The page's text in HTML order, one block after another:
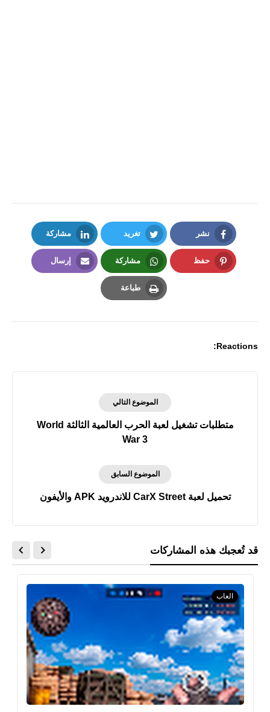
نشر
Facebook
تغريد
Twitter
مشاركة
LinkedIn
حفظ مشاركة
Whatsapp
إرسال
طباعة
Reactions:
الموضوع التالي
متطلبات تشغيل لعبة الحرب العالمية الثالثة World
War 3
الموضوع السابق
تحميل لعبة CarX Street للاندرويد APK والأيفون
قد تُعجبك هذه المشاركات
العاب